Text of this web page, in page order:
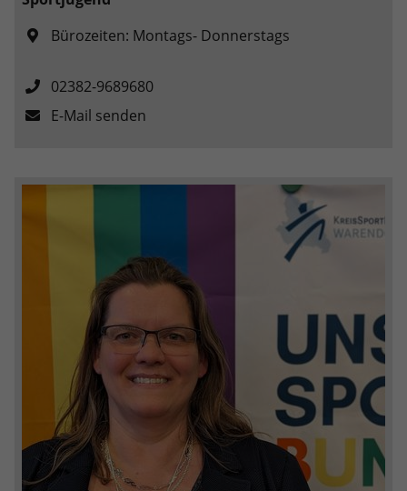
Bürozeiten: Montags- Donnerstags
02382-9689680
E-Mail senden